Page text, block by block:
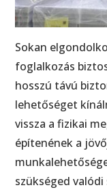
Sokan
foglalkozás
hosszú távú
lehetőséget
vissza a fizikai
építenének a
szükséged